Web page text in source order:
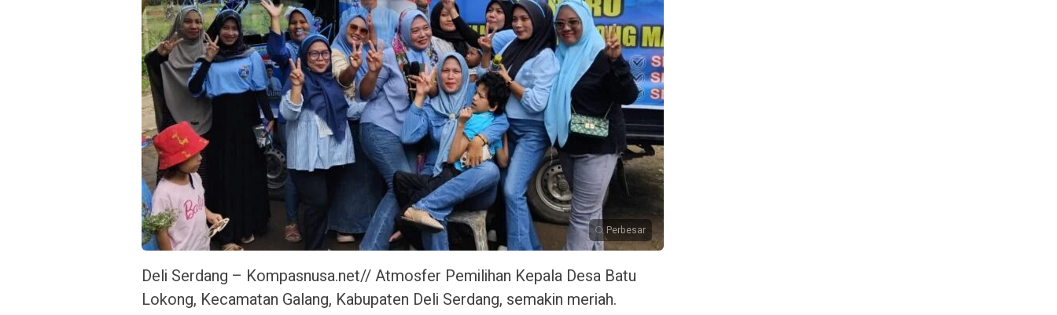
Perbesar
Deli Serdang – Kompasnusa.net// Atmosfer Pemilihan Kepala Desa Batu
Lokong, Kecamatan Galang, Kabupaten Deli Serdang, semakin meriah.